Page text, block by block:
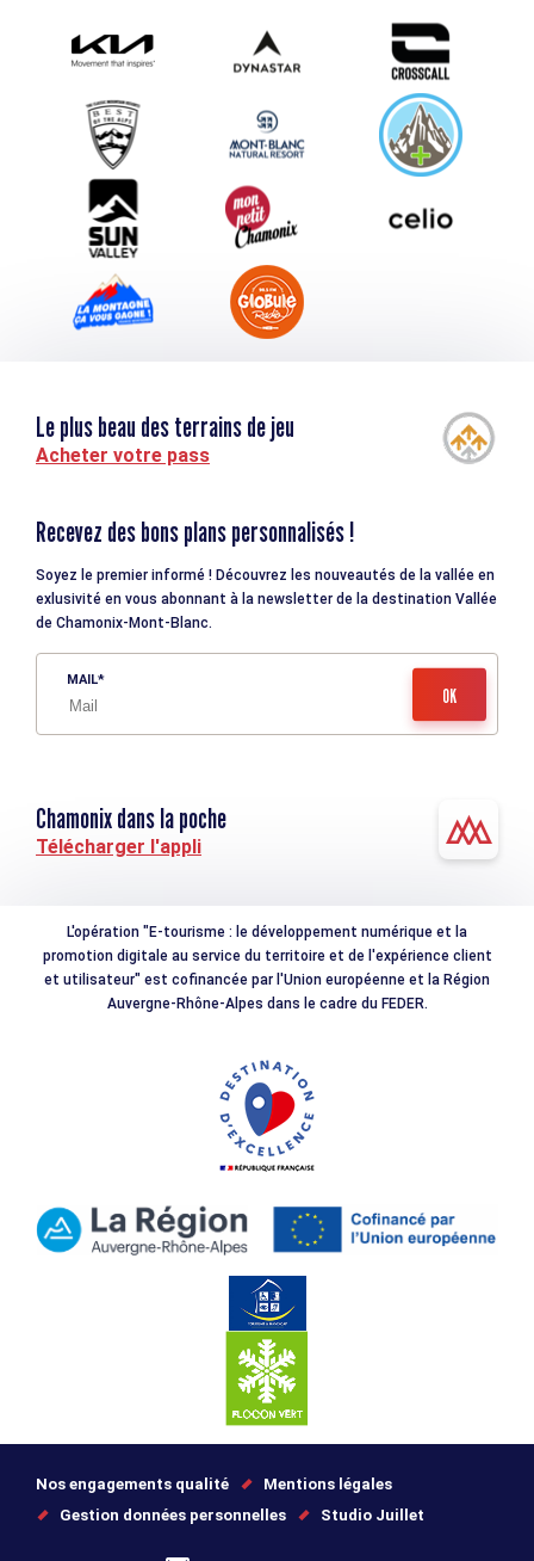
Proposez votre évènement
Service groupes et séminaires
Téléchargements
Tourisme et handicap
Le plus beau des terrains de jeu
Acheter votre pass
Recevez des bons plans personnalisés !
Soyez le premier informé ! Découvrez les nouveautés de la vallée en
exlusivité en vous abonnant à la newsletter de la destination Vallée
de Chamonix-Mont-Blanc.
MAIL
Chamonix dans la poche
Télécharger l'appli
L'opération "E-tourisme : le développement numérique et la
promotion digitale au service du territoire et de l'expérience client
et utilisateur" est cofinancée par l'Union européenne et la Région
Auvergne-Rhône-Alpes dans le cadre du FEDER.
Nos engagements qualité
Mentions légales
Gestion données personnelles
Studio Juillet